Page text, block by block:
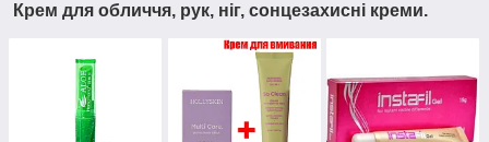
Крем для обличчя, рук, ніг, сонцезахисні креми.